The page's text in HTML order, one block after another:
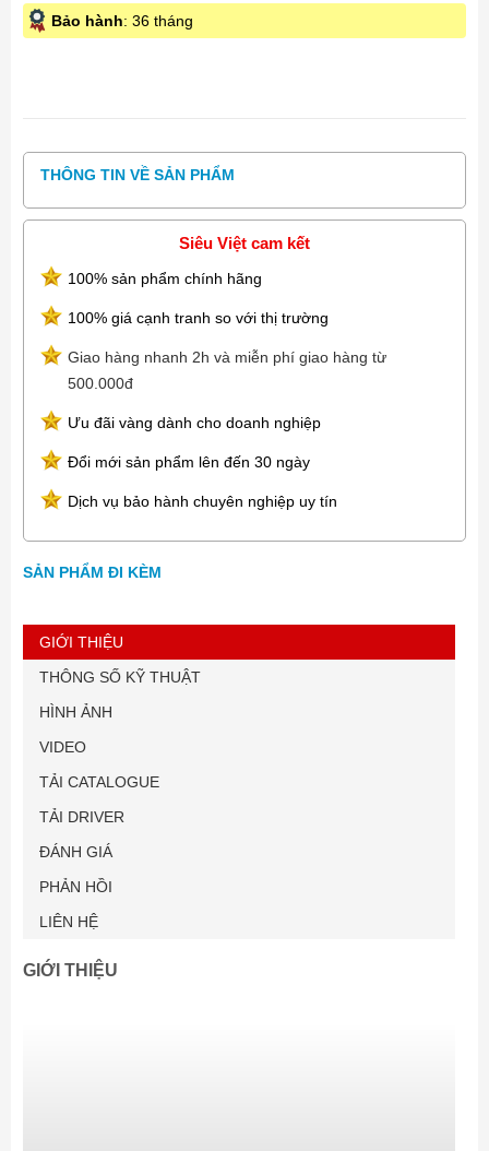
Bảo hành: 36 tháng
THÔNG TIN VỀ SẢN PHẨM
Siêu Việt cam kết
100% sản phẩm chính hãng
100% giá cạnh tranh so với thị trường
Giao hàng nhanh 2h và miễn phí giao hàng từ
500.000đ
Ưu đãi vàng dành cho doanh nghiệp
Đổi mới sản phẩm lên đến 30 ngày
Dịch vụ bảo hành chuyên nghiệp uy tín
SẢN PHẨM ĐI KÈM
GIỚI THIỆU
THÔNG SỐ KỸ THUẬT
HÌNH ẢNH
VIDEO
TẢI CATALOGUE
TẢI DRIVER
ĐÁNH GIÁ
PHẢN HỒI
LIÊN HỆ
GIỚI THIỆU